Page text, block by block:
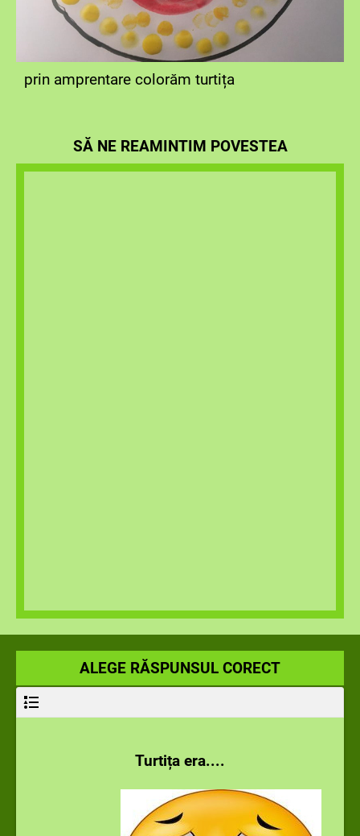
prin amprentare colorăm turtița
SĂ NE REAMINTIM POVESTEA
ALEGE RĂSPUNSUL CORECT
Turtița era....